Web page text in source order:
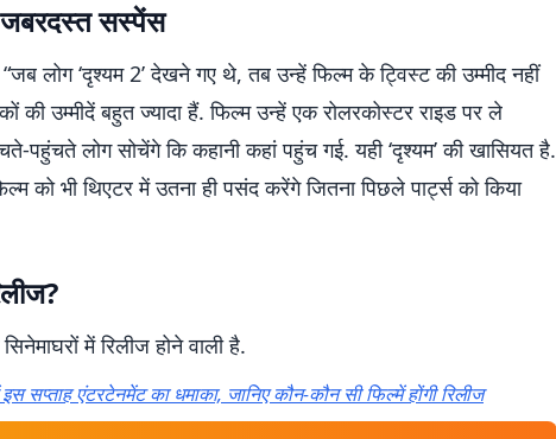
जबरदस्त सस्पेंस
लोग ‘दृश्यम 2’ देखने गए थे, तब उन्हें फिल्म के ट्विस्ट की उम्मीद नहीं
की उम्मीदें बहुत ज्यादा हैं. फिल्म उन्हें एक रोलरकोस्टर राइड पर ले
पहुंचते लोग सोचेंगे कि कहानी कहां पहुंच गई. यही ‘दृश्यम’ की खासियत है.
को भी थिएटर में उतना ही पसंद करेंगे जितना पिछले पार्ट्स को किया
में रिलीज होने वाली है.
इस सप्ताह एंटरटेनमेंट का धमाका, जानिए कौन-कौन सी फिल्में होंगी रिलीज